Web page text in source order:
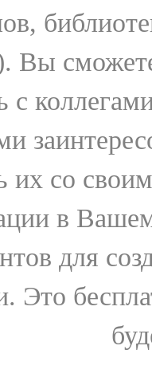
Вы
с
их со
в
для
Это